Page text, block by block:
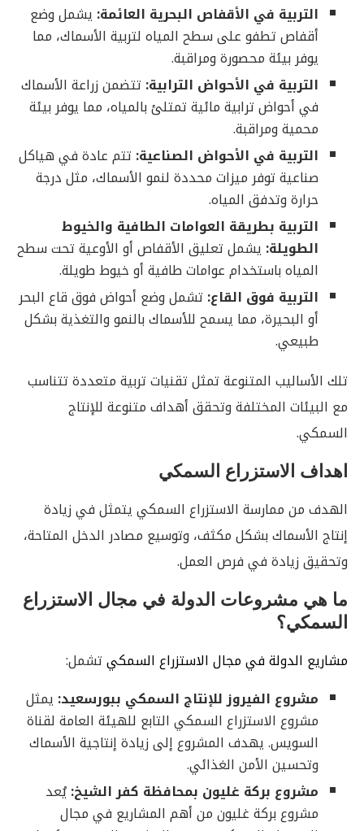
التربية في الأقفاص البحرية العائمة: يشمل وضع
أقفاص تطفو على سطح المياه لتربية الأسماك، مما
يوفر بيئة محصورة ومراقبة.
التربية في الأحواض الترابية: تتضمن زراعة الأسماك
في أحواض ترابية مائية تمتلئ بالمياه، مما يوفر بيئة
محمية ومراقبة.
التربية في الأحواض الصناعية: تتم عادة في هياكل
صناعية توفر ميزات محددة لنمو الأسماك، مثل درجة
حرارة وتدفق المياه.
التربية بطريقة العوامات الطافية والخيوط
الطويلة: يشمل تعليق الأقفاص أو الأوعية تحت سطح
المياه باستخدام عوامات طافية أو خيوط طويلة.
التربية فوق القاع: تشمل وضع أحواض فوق قاع البحر
أو البحيرة، مما يسمح للأسماك بالنمو والتغذية بشكل
طبيعي.
تلك الأساليب المتنوعة تمثل تقنيات تربية متعددة تتناسب
مع البيئات المختلفة وتحقق أهداف متنوعة للإنتاج
السمكي.
اهداف الاستزراع السمكي
الهدف من ممارسة الاستزراع السمكي يتمثل في زيادة
إنتاج الأسماك بشكل مكثف، وتوسيع مصادر الدخل المتاحة،
وتحقيق زيادة في فرص العمل.
ما هي مشروعات الدولة في مجال الاستزراع
السمكي؟
مشاريع الدولة في مجال الاستزراع السمكيتشمل:
مشروع الفيروز للإنتاج السمكي ببورسعيد: يمثل
مشروع الاستزراع السمكي التابع للهيئة العامة لقناة
السويس. يهدف المشروع إلى زيادة إنتاجية الأسماك
وتحسين الأمن الغذائي.
مشروع بركة غليون بمحافظة كفر الشيخ:يُعد
مشروع بركة غليون من أهم المشاريع في مجال